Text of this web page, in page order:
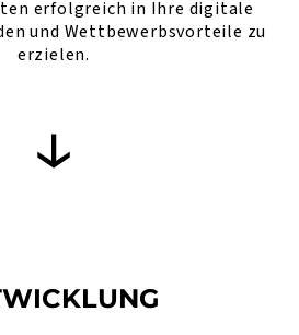
erfolgreich in Ihre digitale
und Wettbewerbsvorteile zu
erzielen.